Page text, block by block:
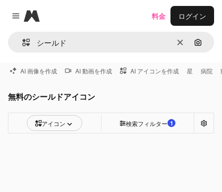
Close menu
Magnific
消去 画像で
料金 ログイン
AI 画像を作成 AI 動画を作成 AI アイコンを作成 星 病院
無料のシールドアイコン
アイコン 検索フィルター 1